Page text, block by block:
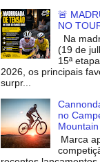
🚨
NO
Na
(19 de
15ª
2026, os principais
surpr...
no
Marca